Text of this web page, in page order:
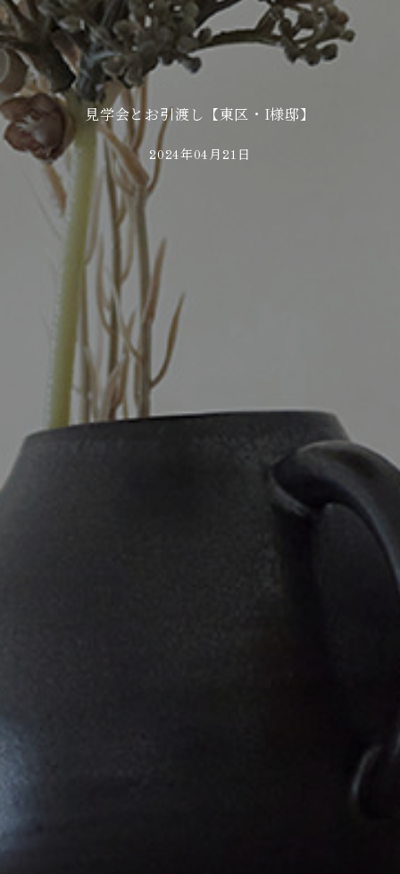
見学会とお引渡し【東区・I様邸】
2024年04月21日